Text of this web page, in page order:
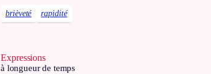
brièveté rapidité
Expressions
à longueur de temps